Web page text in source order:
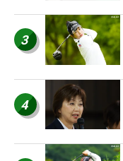
3
4